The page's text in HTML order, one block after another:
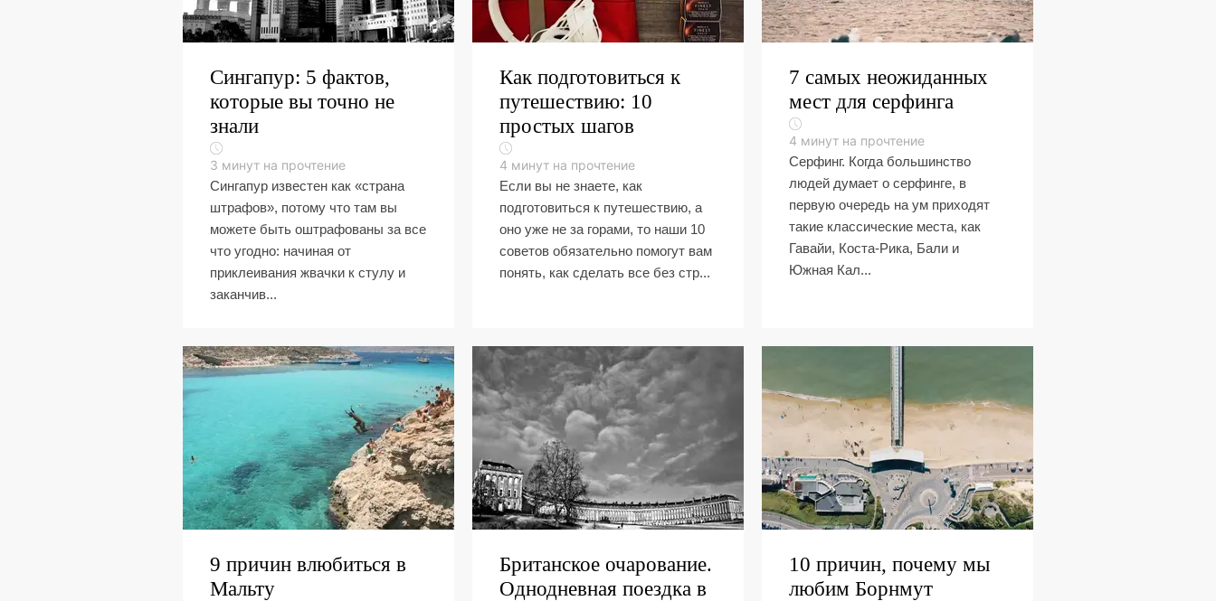
Сингапур: 5 фактов,
которые вы точно не
знали
3 минут на прочтение
Сингапур известен как «страна
штрафов», потому что там вы
можете быть оштрафованы за все
что угодно: начиная от
приклеивания жвачки к стулу и
заканчив...
Как подготовиться к
путешествию: 10
простых шагов
4 минут на прочтение
Если вы не знаете, как
подготовиться к путешествию, а
оно уже не за горами, то наши 10
советов обязательно помогут вам
понять, как сделать все без стр...
7 самых неожиданных
мест для серфинга
4 минут на прочтение
Серфинг. Когда большинство
людей думает о серфинге, в
первую очередь на ум приходят
такие классические места, как
Гавайи, Коста-Рика, Бали и
Южная Кал...
9 причин влюбиться в
Мальту
Британское очарование.
Однодневная поездка в
10 причин, почему мы
любим Борнмут